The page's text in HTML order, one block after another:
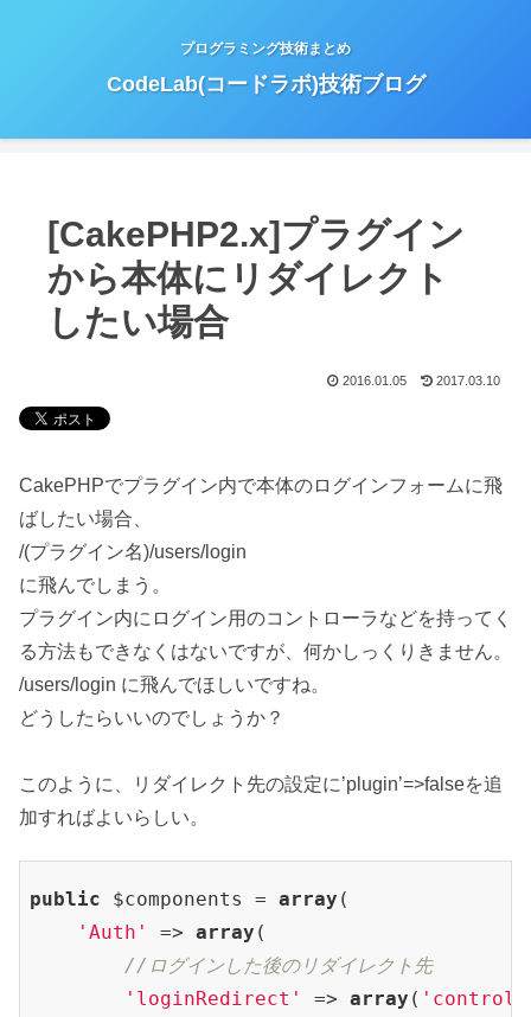
プログラミング技術まとめ
CodeLab(コードラボ)技術ブログ
[CakePHP2.x]プラグイン
から本体にリダイレクト
したい場合
2016.01.05 2017.03.10
CakePHPでプラグイン内で本体のログインフォームに飛
ばしたい場合、
/(プラグイン名)/users/login
に飛んでしまう。
プラグイン内にログイン用のコントローラなどを持ってく
る方法もできなくはないですが、何かしっくりきません。
/users/login に飛んでほしいですね。
どうしたらいいのでしょうか？
このように、リダイレクト先の設定に’plugin’=>falseを追
加すればよいらしい。
public $components = array (
'Auth'
=> array (
//ログインした後のリダイレクト先
'loginRedirect'
=> array (